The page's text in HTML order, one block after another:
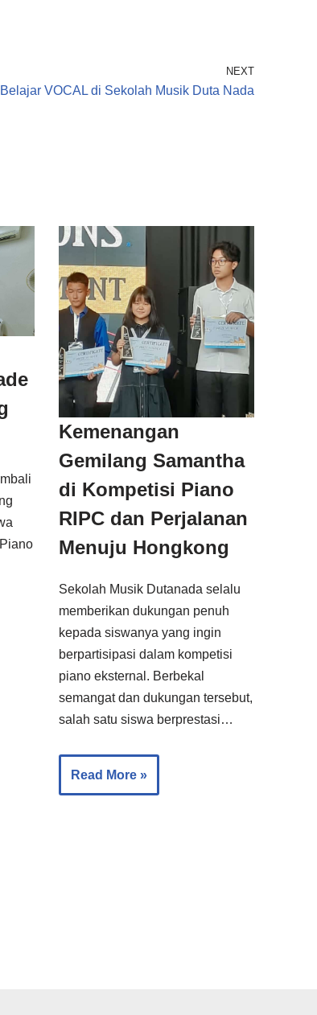
NEXT
Belajar VOCAL di Sekolah Musik Duta Nada
Kemenangan
Gemilang Samantha
di Kompetisi Piano
RIPC dan Perjalanan
Menuju Hongkong
Sekolah Musik Dutanada selalu
memberikan dukungan penuh
kepada siswanya yang ingin
berpartisipasi dalam kompetisi
piano eksternal. Berbekal
semangat dan dukungan tersebut,
salah satu siswa berprestasi…
Read More »